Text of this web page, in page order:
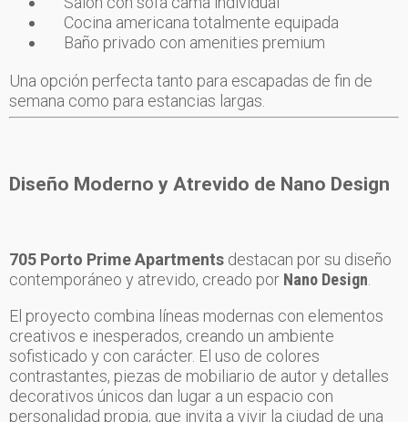
Cocina americana totalmente equipada
Baño privado con amenities premium
Una opción perfecta tanto para escapadas de fin de
semana como para estancias largas.
Diseño Moderno y Atrevido de Nano Design
705 Porto Prime Apartments destacan por su diseño
contemporáneo y atrevido, creado por Nano Design.
El proyecto combina líneas modernas con elementos
creativos e inesperados, creando un ambiente
sofisticado y con carácter. El uso de colores
contrastantes, piezas de mobiliario de autor y detalles
decorativos únicos dan lugar a un espacio con
personalidad propia, que invita a vivir la ciudad de una